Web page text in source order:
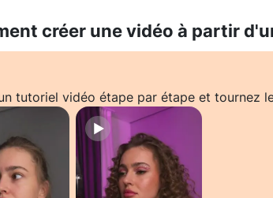
créer une vidéo à partir
tutoriel vidéo étape par étape et tournez